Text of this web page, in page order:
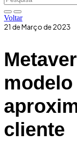
Voltar
21 de Março de 2023
modelo
cliente